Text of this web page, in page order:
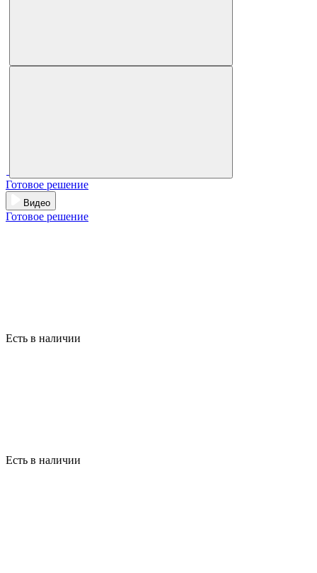
Готовое решение
Видео
Готовое решение
Есть в наличии
Есть в наличии